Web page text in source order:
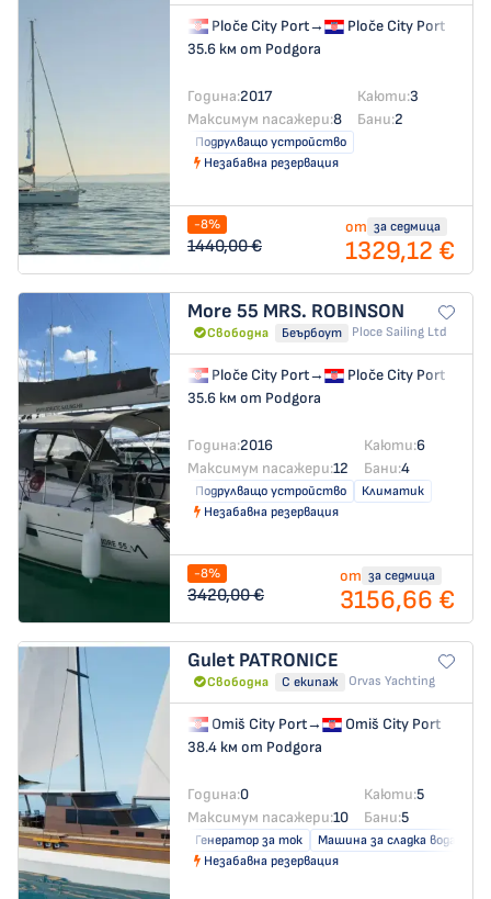
Ploče City Port→
Ploče City Port
35.6 км от Podgora
Година:2017 Каюти:3
Максимум пасажери:8 Бани:2
Подрулващо устройство
Незабавна резервация
-8%
1440,00 €
от за седмица
1329,12 €
More 55 MRS. ROBINSON
Свободна Беърбоут Ploce Sailing Ltd
Ploče City Port→
Ploče City Port
35.6 км от Podgora
Година:2016 Каюти:6
Максимум пасажери:12 Бани:4
Подрулващо устройство
Климатик
Незабавна резервация
-8%
3420,00 €
от за седмица
3156,66 €
Gulet PATRONICE
Свободна С екипаж Orvas Yachting
Omiš City Port→
Omiš City Port
38.4 км от Podgora
Година:0 Каюти:5
Максимум пасажери:10 Бани:5
Генератор за ток Машина за сладка вода
Незабавна резервация